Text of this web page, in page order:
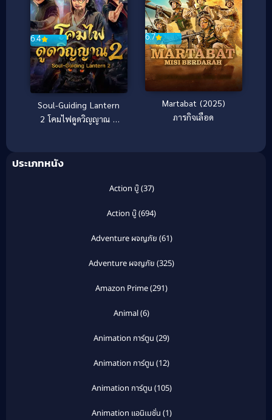
6.4
Soul-Guiding Lantern
2 โคมไฟดูดวิญญาณ 2
6.7
Martabat (2025)
ภารกิจเลือด
ประเภทหนัง
Action บู๊(37)
Action บู๊(694)
Adventure ผจญภัย (61)
Adventure ผจญภัย (325)
Amazon Prime(291)
Animal(6)
Animation การ์ตูน (29)
Animation การ์ตูน (12)
Animation การ์ตูน (105)
Animation แอนิเมชั่น (1)